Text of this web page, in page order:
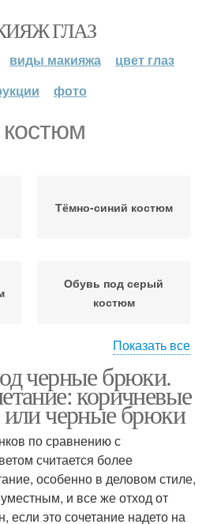
ГЛАЗ
виды макияжа
цвет глаз
фото
Тёмно-синий костюм
Обувь под серый
костюм
Показать все
черные брюки.
коричневые
черные брюки
по сравнению с
считается более
особенно в деловом стиле,
и все же отход от
если это сочетание надето на